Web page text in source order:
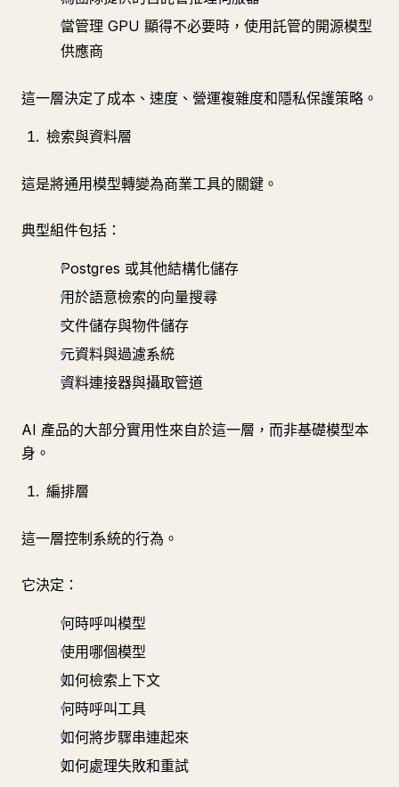
當管理 GPU 顯得不必要時，使用託管的開源模型
供應商
這一層決定了成本、速度、營運複雜度和隱私保護策略。
檢索與資料層
這是將通用模型轉變為商業工具的關鍵。
典型組件包括：
Postgres 或其他結構化儲存
用於語意檢索的向量搜尋
文件儲存與物件儲存
元資料與過濾系統
資料連接器與攝取管道
AI 產品的大部分實用性來自於這一層，而非基礎模型本
身。
編排層
這一層控制系統的行為。
它決定：
何時呼叫模型
使用哪個模型
如何檢索上下文
何時呼叫工具
如何將步驟串連起來
如何處理失敗和重試